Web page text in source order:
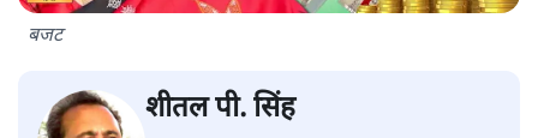
बजट
शीतल पी. सिंह